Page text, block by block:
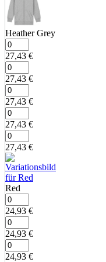
Heather Grey
27,43 €
27,43 €
27,43 €
27,43 €
27,43 €
Red
24,93 €
24,93 €
24,93 €